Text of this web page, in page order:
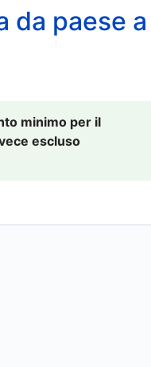
da paese a
minimo per il
escluso